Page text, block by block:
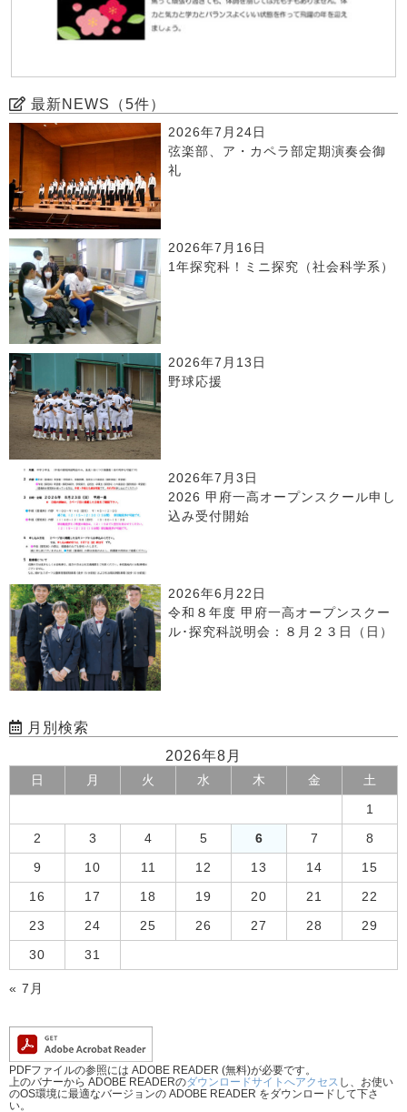
最新NEWS（5件）
2026年7月24日
弦楽部、ア・カペラ部定期演奏会御
礼
2026年7月16日
1年探究科！ミニ探究（社会科学系）
2026年7月13日
野球応援
2026年7月3日
2026 甲府一高オープンスクール申し
込み受付開始
2026年6月22日
令和８年度 甲府一高オープンスクー
ル･探究科説明会：８月２３日（日）
月別検索
2026年8月
日 月 火 水 木 金 土
1
2 3 4 5 6 7 8
9 10 11 12 13 14 15
16 17 18 19 20 21 22
23 24 25 26 27 28 29
30 31
« 7月
PDFファイルの参照には ADOBE READER (無料)が必要です。
上のバナーから ADOBE READERのダウンロードサイトへアクセス し、お使い
のOS環境に最適なバージョンの ADOBE READER をダウンロードして下さ
い。